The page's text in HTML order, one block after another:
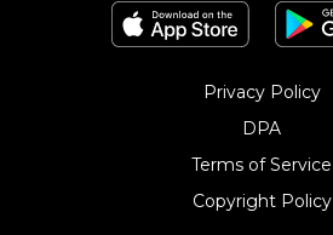
Privacy Policy
DPA
Terms of Service
Copyright Policy‎